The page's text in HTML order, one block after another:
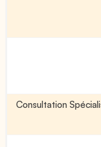
Consultation